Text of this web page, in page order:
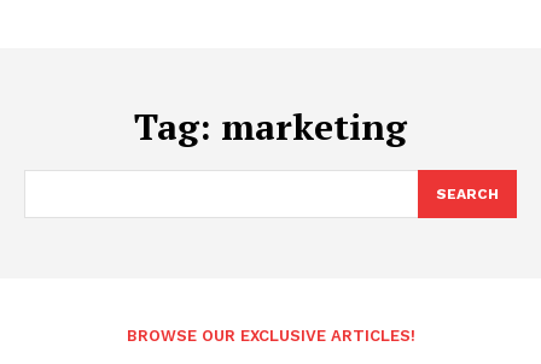
Tag: marketing
SEARCH
BROWSE OUR EXCLUSIVE ARTICLES!